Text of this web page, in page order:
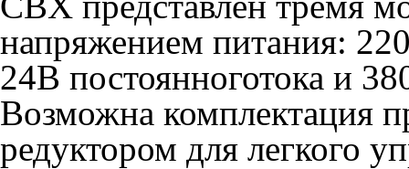
напряжением питания:
24В постоянноготока и
Возможна комплектация
редуктором для легкого